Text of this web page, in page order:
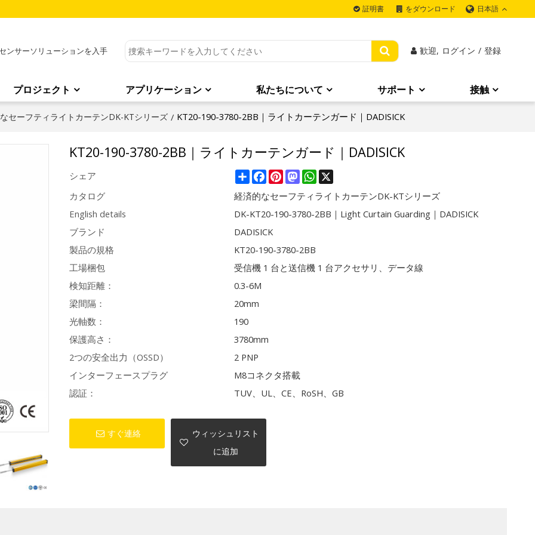
証明書 をダウンロード 日本語
ンサーソリューションを入手 歓迎, ログイン / 登録
プロジェクト アプリケーション 私たちについて サポート 接触
セーフティライトカーテンDK-KTシリーズ / KT20-190-3780-2BB｜ライトカーテンガード｜DADISICK
KT20-190-3780-2BB｜ライトカーテンガード｜DADISICK
シェア ShareFacebook
PinterestMastodonWhatsApp
カタログ
経済的なセーフティライトカーテンDK-KTシリーズ
English details
DK-KT20-190-3780-2BB｜Light Curtain Guarding｜DADISICK
ブランド
DADISICK
製品の規格
KT20-190-3780-2BB
工場梱包
受信機 1 台と送信機 1 台アクセサリ、データ線
検知距離：
0.3-6M
梁間隔：
20mm
光軸数：
190
保護高さ：
3780mm
2つの安全出力（OSSD）
2 PNP
インターフェースプラグ
M8コネクタ搭載
認証：
TUV、UL、CE、RoSH、GB
すぐ連絡
ウィッシュリスト
に追加